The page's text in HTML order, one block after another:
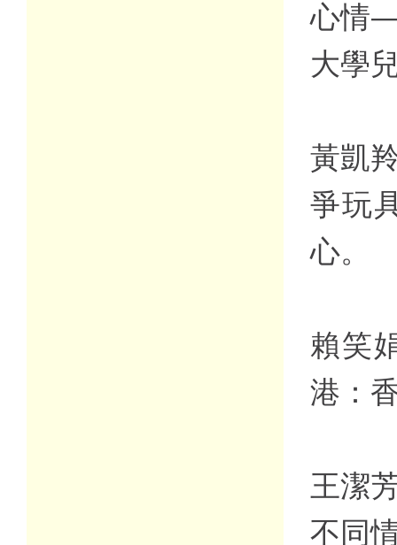
心情
大學
黃凱
爭玩
心。
賴笑
港：
王潔
不同